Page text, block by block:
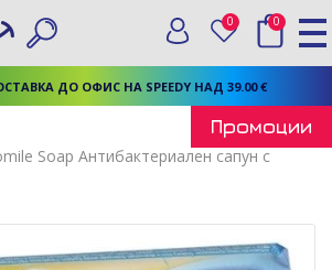
ДО ОФИС НА SPEEDY НАД 39.00 €
Търси
Вход
0 Любими
0
Soap Антибактериален сапун с
Промоции